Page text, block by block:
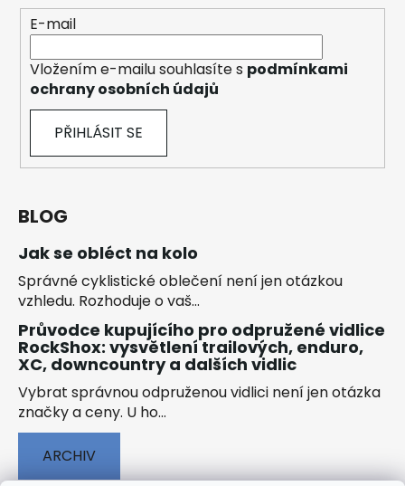
E-mail
Vložením e-mailu souhlasíte s podmínkami
ochrany osobních údajů
PŘIHLÁSIT SE
BLOG
Jak se obléct na kolo
Správné cyklistické oblečení není jen otázkou
vzhledu. Rozhoduje o vaš...
Průvodce kupujícího pro odpružené vidlice
RockShox: vysvětlení trailových, enduro,
XC, downcountry a dalších vidlic
Vybrat správnou odpruženou vidlici není jen otázka
značky a ceny. U ho...
ARCHIV